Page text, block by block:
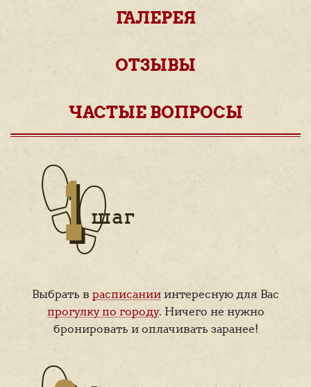
ГАЛЕРЕЯ
ОТЗЫВЫ
ЧАСТЫЕ ВОПРОСЫ
Выбрать в расписании интересную для Вас
прогулку по городу. Ничего не нужно
бронировать и оплачивать заранее!